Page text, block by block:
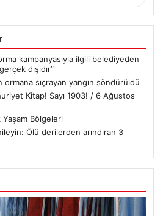
kampanyasıyla ilgili belediyeden
dışıdır”
ormana sıçrayan yangın söndürüldü
Kitap! Sayı 1903! / 6 Ağustos
Yaşam Bölgeleri
Ölü derilerden arındıran 3